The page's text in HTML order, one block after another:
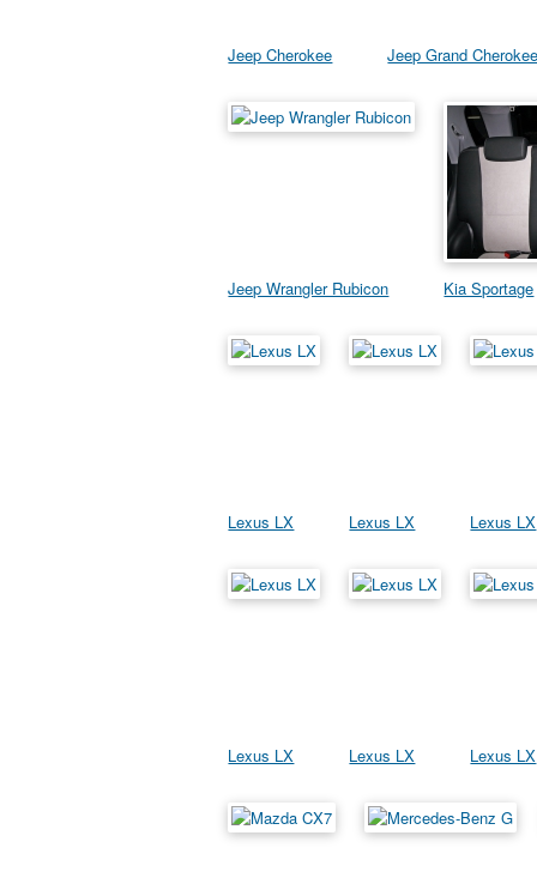
Jeep Cherokee Jeep Grand
Jeep Wrangler Rubicon Kia Sportage
Lexus LX Lexus LX Lexus LX
Lexus LX Lexus LX Lexus LX